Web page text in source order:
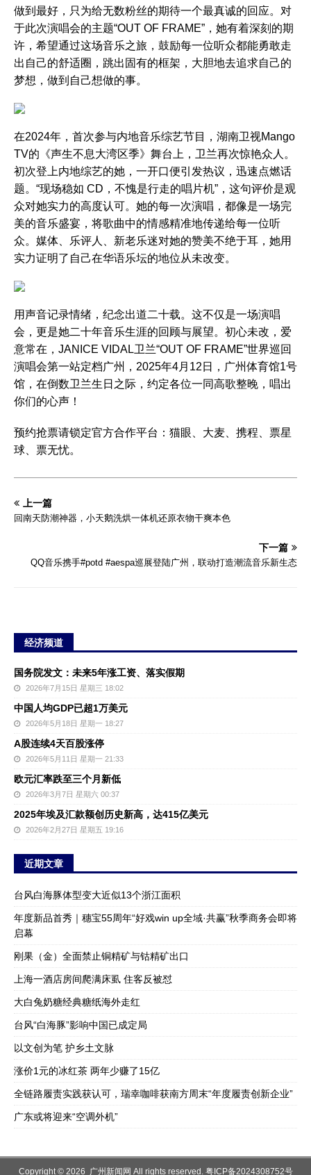
做到最好，只为给无数粉丝的期待一个最真诚的回应。对
于此次演唱会的主题“OUT OF FRAME”，她有着深刻的期
许，希望通过这场音乐之旅，鼓励每一位听众都能勇敢走
出自己的舒适圈，跳出固有的框架，大胆地去追求自己的
梦想，做到自己想做的事。
在2024年，首次参与内地音乐综艺节目，湖南卫视Mango
TV的《声生不息大湾区季》舞台上，卫兰再次惊艳众人。
初次登上内地综艺的她，一开口便引发热议，迅速点燃话
题。“现场稳如 CD，不愧是行走的唱片机”，这句评价是观
众对她实力的高度认可。她的每一次演唱，都像是一场完
美的音乐盛宴，将歌曲中的情感精准地传递给每一位听
众。媒体、乐评人、新老乐迷对她的赞美不绝于耳，她用
实力证明了自己在华语乐坛的地位从未改变。
用声音记录情绪，纪念出道二十载。这不仅是一场演唱
会，更是她二十年音乐生涯的回顾与展望。初心未改，爱
意常在，JANICE VIDAL卫兰“OUT OF FRAME”世界巡回
演唱会第一站定档广州，2025年4月12日，广州体育馆1号
馆，在倒数卫兰生日之际，约定各位一同高歌整晚，唱出
你们的心声！
预约抢票请锁定官方合作平台：猫眼、大麦、携程、票星
球、票无忧。
上一篇
回南天防潮神器，小天鹅洗烘一体机还原衣物干爽本色
下一篇
QQ音乐携手#potd #aespa巡展登陆广州，联动打造潮流音乐新生态
经济频道
国务院发文：未来5年涨工资、落实假期
2026年7月15日 星期三 18:02
中国人均GDP已超1万美元
2026年5月18日 星期一 18:27
A股连续4天百股涨停
2026年5月11日 星期一 21:33
欧元汇率跌至三个月新低
2026年3月7日 星期六 00:37
2025年埃及汇款额创历史新高，达415亿美元
2026年2月27日 星期五 19:16
近期文章
台风白海豚体型变大近似13个浙江面积
年度新品首秀｜穗宝55周年“好戏win up全域·共赢”秋季商务会即将
启幕
刚果（金）全面禁止铜精矿与钴精矿出口
上海一酒店房间爬满床虱 住客反被怼
大白兔奶糖经典糖纸海外走红
台风“白海豚”影响中国已成定局
以文创为笔 护乡土文脉
涨价1元的冰红茶 两年少赚了15亿
全链路履责实践获认可，瑞幸咖啡获南方周末“年度履责创新企业”
广东或将迎来“空调外机”
Copyright © 2026 广州新闻网 All rights reserved. 粤ICP备2024308752号